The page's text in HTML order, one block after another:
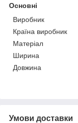
Основні
Виробник
Країна виробник
Матеріал
Ширина
Довжина
Умови доставки